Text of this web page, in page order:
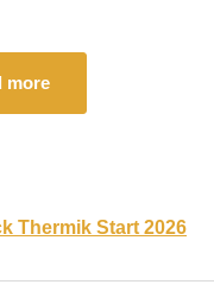
more
Thermik Start 2026